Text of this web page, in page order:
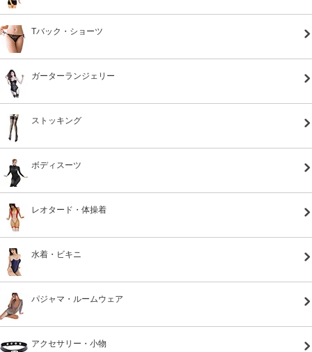
Tバック・ショーツ
ガーターランジェリー
ストッキング
ボディスーツ
レオタード・体操着
水着・ビキニ
パジャマ・ルームウェア
アクセサリー・小物